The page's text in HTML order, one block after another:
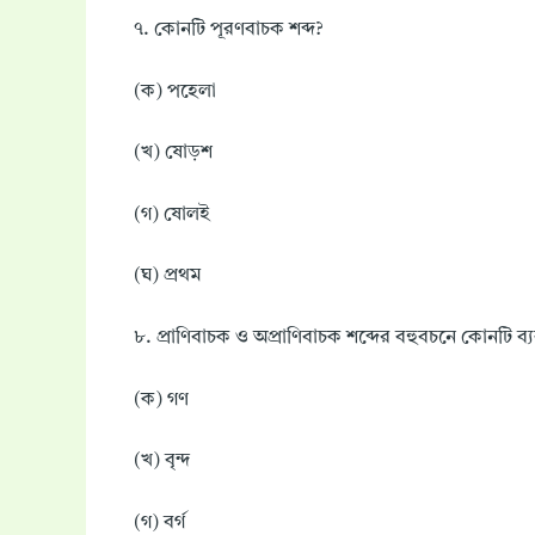
৭. কোনটি পূরণবাচক শব্দ?
(ক) পহেলা
(খ) ষোড়শ
(গ) ষোলই
(ঘ) প্রথম
৮. প্রাণিবাচক ও অপ্রাণিবাচক শব্দের বহুবচনে কোনটি
(ক) গণ
(খ) বৃন্দ
(গ) বর্গ